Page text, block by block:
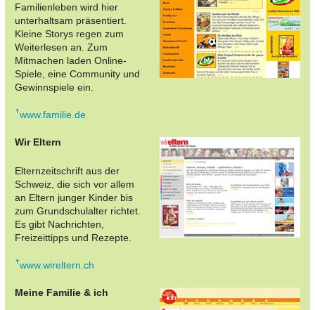
Familienleben wird hier
unterhaltsam präsentiert.
Kleine Storys regen zum
Weiterlesen an. Zum
Mitmachen laden Online-
Spiele, eine Community und
Gewinnspiele ein.
www.familie.de
Wir Eltern
Elternzeitschrift aus der
Schweiz, die sich vor allem
an Eltern junger Kinder bis
zum Grundschulalter richtet.
Es gibt Nachrichten,
Freizeittipps und Rezepte.
www.wireltern.ch
Meine Familie & ich